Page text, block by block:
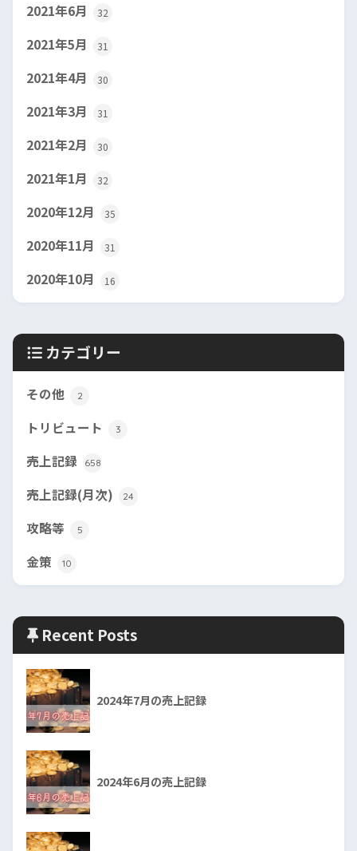
2021年6月 32
2021年5月 31
2021年4月 30
2021年3月 31
2021年2月 30
2021年1月 32
2020年12月 35
2020年11月 31
2020年10月 16
カテゴリー
その他 2
トリビュート 3
売上記録 658
売上記録(月次) 24
攻略等 5
金策 10
Recent Posts
2024年7月の売上記録
2024年6月の売上記録